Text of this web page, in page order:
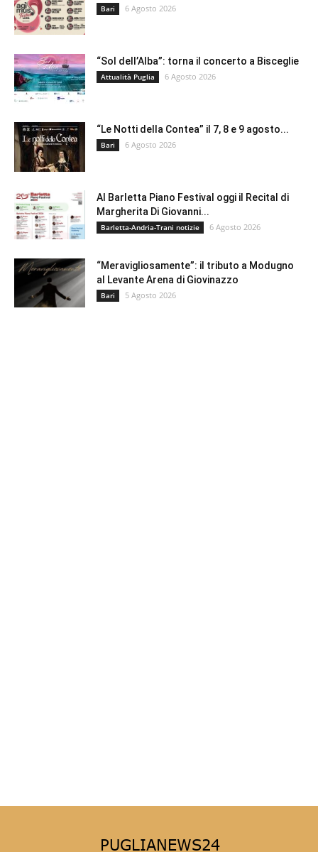
Bari 6 Agosto 2026
“Sol dell’Alba”: torna il concerto a Bisceglie
Attualità Puglia 6 Agosto 2026
“Le Notti della Contea” il 7, 8 e 9 agosto...
Bari 6 Agosto 2026
Al Barletta Piano Festival oggi il Recital di
Margherita Di Giovanni...
Barletta-Andria-Trani notizie 6 Agosto 2026
“Meravigliosamente”: il tributo a Modugno
al Levante Arena di Giovinazzo
Bari 5 Agosto 2026